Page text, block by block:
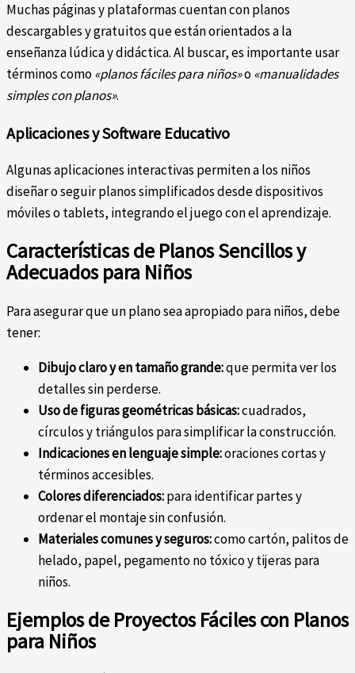
Muchas páginas y plataformas cuentan con planos
descargables y gratuitos que están orientados a la
enseñanza lúdica y didáctica. Al buscar, es importante usar
términos como«planos fáciles para niños»o«manualidades
simples con planos».
Aplicaciones y Software Educativo
Algunas aplicaciones interactivas permiten a los niños
diseñar o seguir planos simplificados desde dispositivos
móviles o tablets, integrando el juego con el aprendizaje.
Características de Planos Sencillos y
Adecuados para Niños
Para asegurar que un plano sea apropiado para niños, debe
tener:
Dibujo claro y en tamaño grande:que permita ver los
detalles sin perderse.
Uso de figuras geométricas básicas:cuadrados,
círculos y triángulos para simplificar la construcción.
Indicaciones en lenguaje simple:oraciones cortas y
términos accesibles.
Colores diferenciados:para identificar partes y
ordenar el montaje sin confusión.
Materiales comunes y seguros:como cartón, palitos de
helado, papel, pegamento no tóxico y tijeras para
niños.
Ejemplos de Proyectos Fáciles con Planos
para Niños